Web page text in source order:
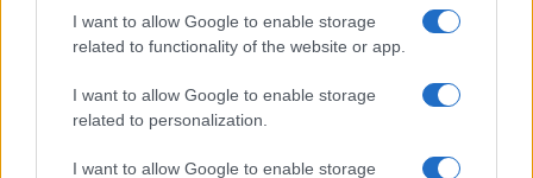
I want to allow Google to enable storage
related to functionality of the website or app.
I want to allow Google to enable storage
related to personalization.
I want to allow Google to enable storage
Μέχρι να υπάρξουν εκτενέστερες μελέτες και πιο
κοινό να μην χρησιμοποιεί το κινητό πριν τον ύπνο και
να μην κοιμάται με αυτό δίπλα στο κομοδίνο του.